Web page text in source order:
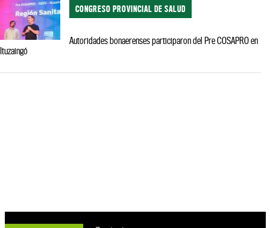
CONGRESO PROVINCIAL DE SALUD
Autoridades bonaerenses participaron del Pre COSAPRO en
Ituzaingó